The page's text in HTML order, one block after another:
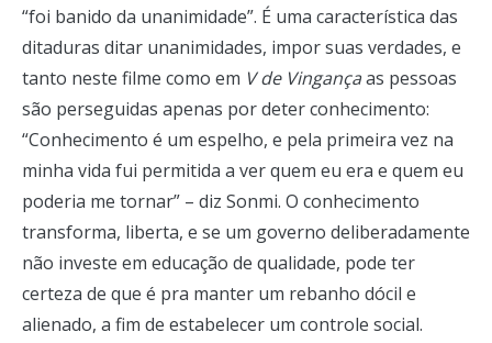
“foi banido da unanimidade”. É uma característica das
ditaduras ditar unanimidades, impor suas verdades, e
tanto neste filme como em V de Vingançaas pessoas
são perseguidas apenas por deter conhecimento:
“Conhecimento é um espelho, e pela primeira vez na
minha vida fui permitida a ver quem eu era e quem eu
poderia me tornar” – diz Sonmi. O conhecimento
transforma, liberta, e se um governo deliberadamente
não investe em educação de qualidade, pode ter
certeza de que é pra manter um rebanho dócil e
alienado, a fim de estabelecer um controle social.